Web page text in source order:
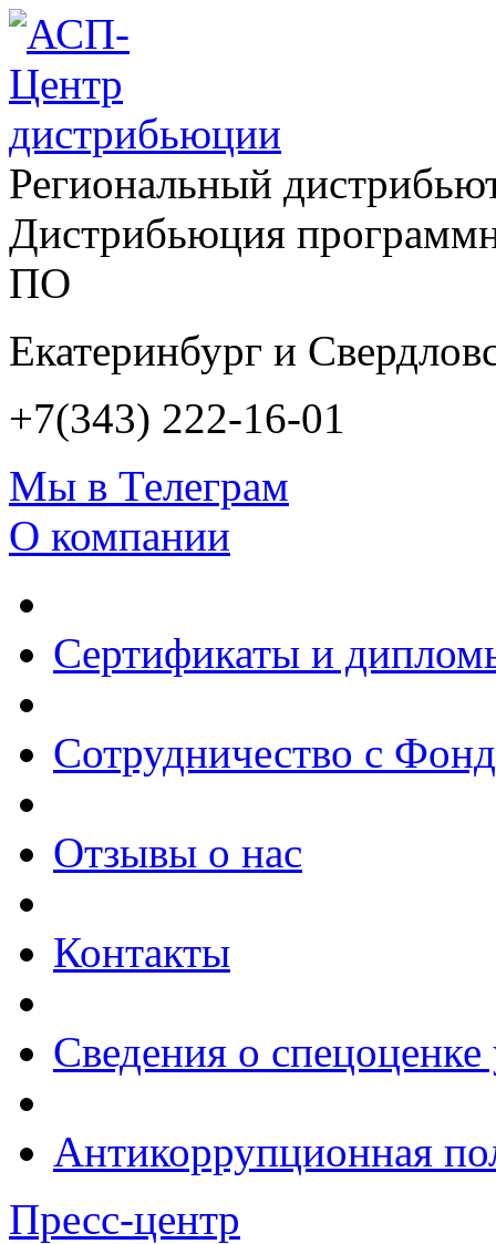
Региональный
Дистрибьюция
ПО
Екатеринбург и
+7(343) 222-16-01
Мы в Телеграм
О компании
Сертификаты и
Сотрудничество с
Отзывы о нас
Контакты
Сведения о
Антикоррупционная
Пресс-центр